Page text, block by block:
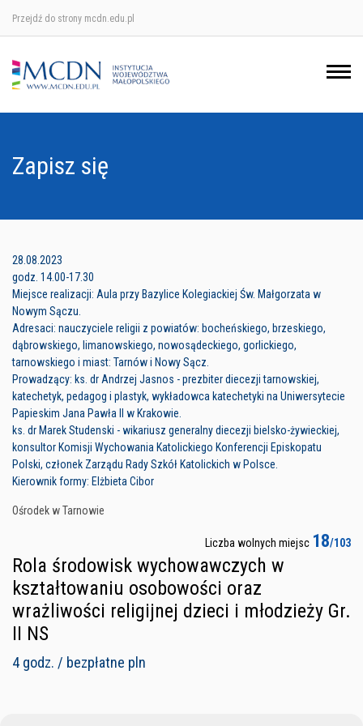
Przejdź do strony mcdn.edu.pl
Zapisz się
28.08.2023
godz. 14.00-17.30
Miejsce realizacji: Aula przy Bazylice Kolegiackiej Św. Małgorzata w
Nowym Sączu.
Adresaci: nauczyciele religii z powiatów: bocheńskiego, brzeskiego,
dąbrowskiego, limanowskiego, nowosądeckiego, gorlickiego,
tarnowskiego i miast: Tarnów i Nowy Sącz.
Prowadzący: ks. dr Andrzej Jasnos - prezbiter diecezji tarnowskiej,
katechetyk, pedagog i plastyk, wykładowca katechetyki na Uniwersytecie
Papieskim Jana Pawła II w Krakowie.
ks. dr Marek Studenski - wikariusz generalny diecezji bielsko-żywieckiej,
konsultor Komisji Wychowania Katolickiego Konferencji Episkopatu
Polski, członek Zarządu Rady Szkół Katolickich w Polsce.
Kierownik formy: Elżbieta Cibor
Ośrodek w Tarnowie
Liczba wolnych miejsc 18/103
Rola środowisk wychowawczych w
kształtowaniu osobowości oraz
wrażliwości religijnej dzieci i młodzieży Gr.
II NS
4 godz. / bezpłatne pln
Ośrodek w Krakowie
Ośrodek w Nowym Sączu
Ośrodek w Tarnowie